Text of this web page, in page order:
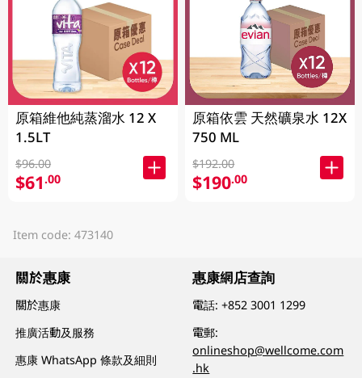
原箱維他純蒸溜水 12 X
1.5LT
$96.00
$61.00
原箱依雲 天然礦泉水 12X
750 ML
$192.00
$190.00
Item code: 473140
關於惠康
關於惠康
推廣活動及服務
惠康 WhatsApp 條款及細則
惠康網店查詢
電話:+852 3001 1299
電郵:
onlineshop@wellcome.com
.hk